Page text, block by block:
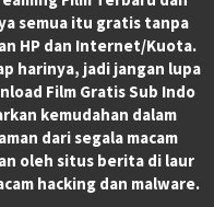
semua itu gratis tanpa
HP dan Internet/Kuota.
harinya, jadi jangan lupa
Film Gratis Sub Indo
kemudahan dalam
dari segala macam
oleh situs berita di laur
hacking dan malware.